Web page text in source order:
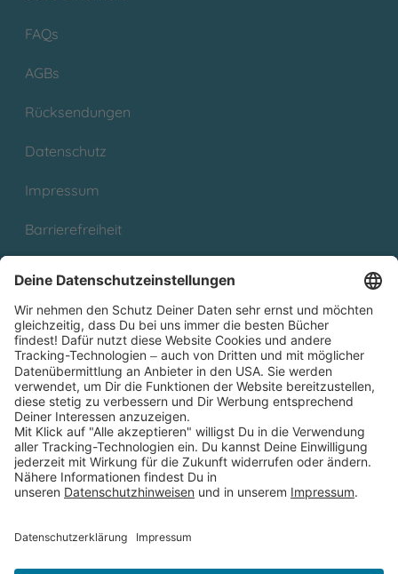
FAQs
AGBs
Rücksendungen
Datenschutz
Impressum
Barrierefreiheit
Partnerprogramm (Affiliate)
Folge uns auf
* Versandkostenfrei ab 9,00 € Bestellwert innerhalb
Deutschlands
** Lieferzeit 1-3 Werktage innerhalb Deutschlands
Thienemann-Esslinger Verlag GmbH, Blumenstraße 36, D-70182